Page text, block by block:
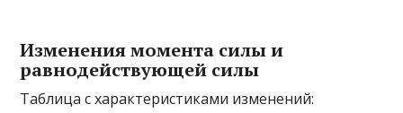
Изменения момента силы и
равнодействующей силы
Таблица с характеристиками изменений: